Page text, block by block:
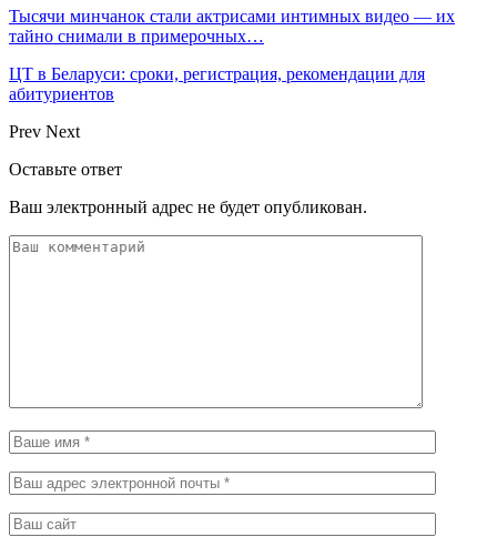
Тысячи минчанок стали актрисами интимных видео — их
тайно снимали в примерочных…
ЦТ в Беларуси: сроки, регистрация, рекомендации для
абитуриентов
Prev Next
Оставьте ответ
Ваш электронный адрес не будет опубликован.